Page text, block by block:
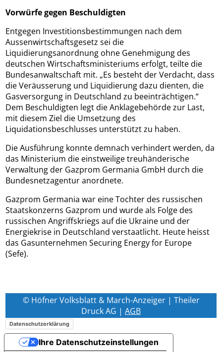
Vorwürfe gegen Beschuldigten
Entgegen Investitionsbestimmungen nach dem
Aussenwirtschaftsgesetz sei die
Liquidierungsanordnung ohne Genehmigung des
deutschen Wirtschaftsministeriums erfolgt, teilte die
Bundesanwaltschaft mit. „Es besteht der Verdacht, dass
die Veräusserung und Liquidierung dazu dienten, die
Gasversorgung in Deutschland zu beeinträchtigen.“
Dem Beschuldigten legt die Anklagebehörde zur Last,
mit diesem Ziel die Umsetzung des
Liquidationsbeschlusses unterstützt zu haben.
Die Ausführung konnte demnach verhindert werden, da
das Ministerium die einstweilige treuhänderische
Verwaltung der Gazprom Germania GmbH durch die
Bundesnetzagentur anordnete.
Gazprom Germania war eine Tochter des russischen
Staatskonzerns Gazprom und wurde als Folge des
russischen Angriffskriegs auf die Ukraine und der
Energiekrise in Deutschland verstaatlicht. Heute heisst
das Gasunternehmen Securing Energy for Europe
(Sefe).
© Höfner Volksblatt & March-Anzeiger | Theiler
Druck AG | AGB
Datenschutzerklärung
Ihre Datenschutzeinstellungen